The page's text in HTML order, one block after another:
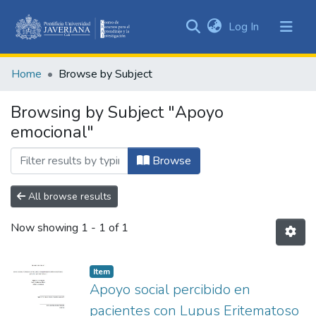
&
All of DSpace
Log In (current)
Home Browse by Subject
Browsing by Subject "Apoyo
emocional"
Browse
All browse results
Now showing 1 - 1 of 1
Item
Apoyo social percibido en
pacientes con Lupus Eritematoso